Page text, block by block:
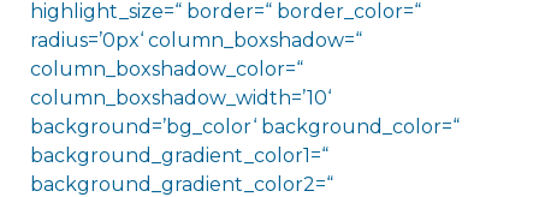
highlight_size=“ border=“ border_color=“
radius=’0px‘ column_boxshadow=“
column_boxshadow_color=“
column_boxshadow_width=’10‘
background=’bg_color‘ background_color=“
background_gradient_color1=“
background_gradient_color2=“